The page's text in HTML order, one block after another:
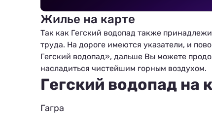
Жилье на карте
Так как Гегский водопад также
труда. На дороге имеются указатели, и
Гегский водопад», дальше Вы можете
насладиться чистейшим горным воздухом.
Гегский водопад на
Гагра